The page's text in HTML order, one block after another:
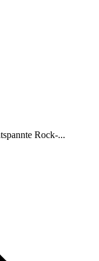
Rock-...